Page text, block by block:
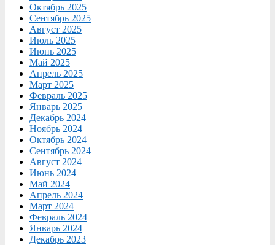
Октябрь 2025
Сентябрь 2025
Август 2025
Июль 2025
Июнь 2025
Май 2025
Апрель 2025
Март 2025
Февраль 2025
Январь 2025
Декабрь 2024
Ноябрь 2024
Октябрь 2024
Сентябрь 2024
Август 2024
Июнь 2024
Май 2024
Апрель 2024
Март 2024
Февраль 2024
Январь 2024
Декабрь 2023